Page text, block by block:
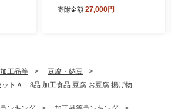
美濃
イチゴ 苺 フルーツ大福 美濃
寄附金額 27,000円
加工品等
豆腐・納豆
ットＡ 8品 加工食品 豆腐 お豆腐 揚げ物